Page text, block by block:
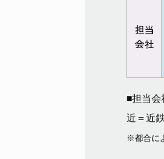
担当
会社
■担当会
近＝近
※都合に